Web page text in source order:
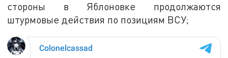
стороны в Яблоновке продолжаются
штурмовые действия по позициям ВСУ;